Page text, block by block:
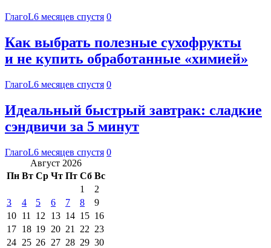
ГлагоL6 месяцев спустя 0
Как выбрать полезные сухофрукты
и не купить обработанные «химией»
ГлагоL6 месяцев спустя 0
Идеальный быстрый завтрак: сладкие
сэндвичи за 5 минут
ГлагоL6 месяцев спустя 0
Август 2026
Пн Вт Ср Чт Пт Сб Вс
1
2
3
4 5 6 7 8
9
10 11 12 13 14 15 16
17 18 19 20 21 22 23
24 25 26 27 28 29 30